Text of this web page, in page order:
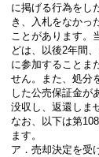
に掲げる行為をし
き、入札をなかっ
ことがあります。
どは、以後2年間
に参加することま
せん。また、処分
した公売保証金が
没収し、返還しま
なお、以下は第
ます。
ア．売却決定を受